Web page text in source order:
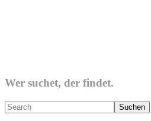
Wer suchet, der findet.
Search